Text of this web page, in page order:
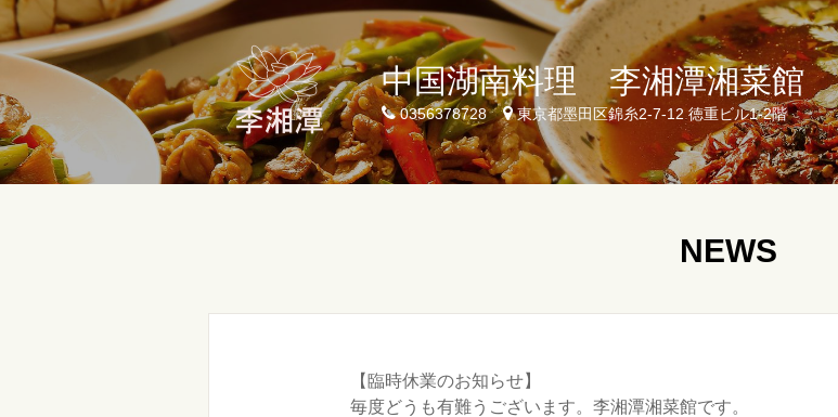
中国湖南料理 李湘潭湘菜館
0356378728 東京都墨田区錦糸2-7-12 徳重ビル1-2階
NEWS
【臨時休業のお知らせ】
毎度どうも有難うございます。李湘潭湘菜館です。